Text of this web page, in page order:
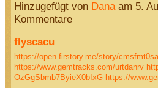
Hinzugefügt von Danaam 5.
Kommentare
flyscacu
https://open.firstory.me/story/
https://www.gemtracks.com/urtdanrv
OzGgSbmb7ByieX0bIxG https://